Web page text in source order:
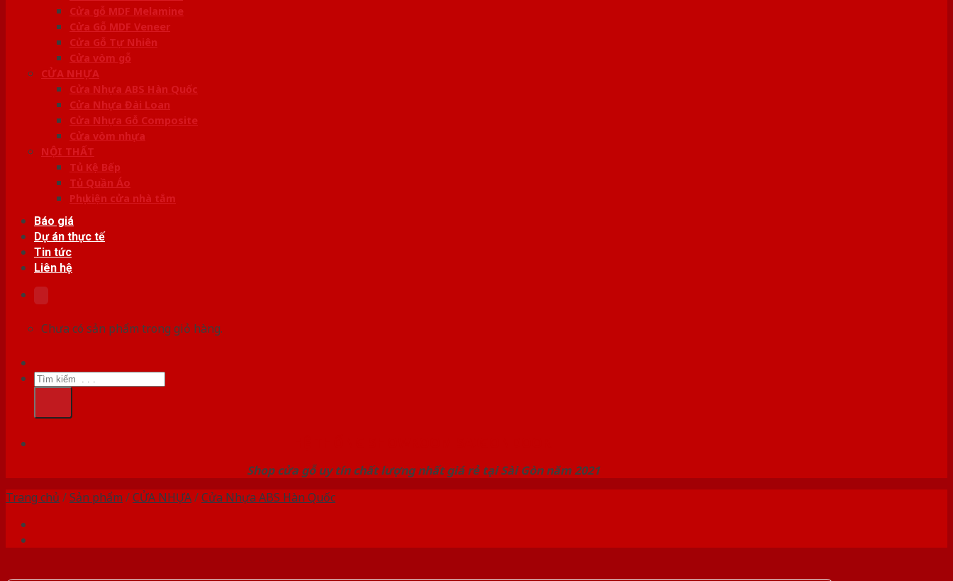
Cửa gỗ MDF Melamine
Cửa Gỗ MDF Veneer
Cửa Gỗ Tự Nhiên
Cửa vòm gỗ
CỬA NHỰA
Cửa Nhựa ABS Hàn Quốc
Cửa Nhựa Đài Loan
Cửa Nhựa Gỗ Composite
Cửa vòm nhựa
NỘI THẤT
Tủ Kệ Bếp
Tủ Quần Áo
Phụ kiện cửa nhà tắm
Báo giá
Dự án thực tế
Tin tức
Liên hệ
Chưa có sản phẩm trong giỏ hàng.
Tìm
kiếm:
Shop cửa gỗ uy tín chất lượng nhất giá rẻ tại Sài Gòn năm 2021
Trang chủ /Sản phẩm /CỬA NHỰA/Cửa Nhựa ABS Hàn Quốc